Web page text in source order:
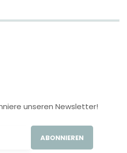
unseren Newsletter!
ABONNIEREN